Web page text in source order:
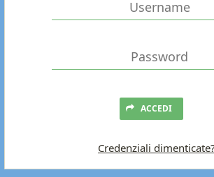
ACCEDI
Credenziali dimenticate?